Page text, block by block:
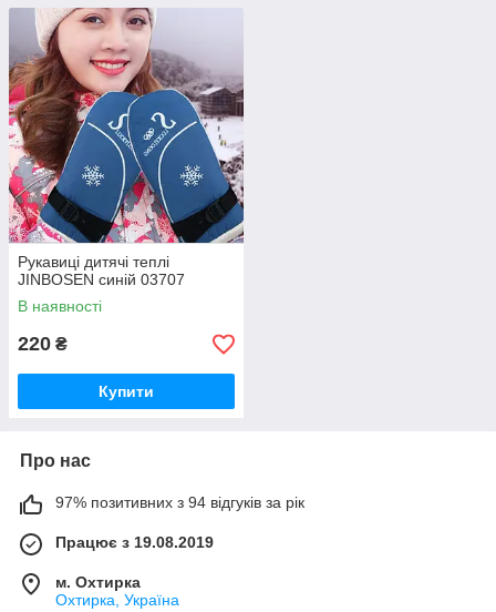
Рукавиці дитячі теплі
JINBOSEN синій 03707
В наявності
220 ₴
Купити
Про нас
97% позитивних з 94 відгуків за рік
Працює з 19.08.2019
м. Охтирка
Охтирка, Україна